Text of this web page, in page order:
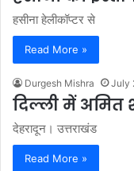
हसीना हेलीकॉप्टर से
Read More »
Durgesh Mishra July
दिल्ली में अमित
देहरादून। उत्तराखंड
Read More »